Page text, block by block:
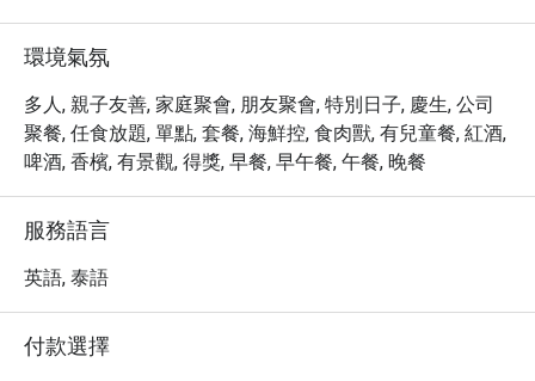
提供專業的規劃服務與絕佳的場地，確保您的每一次活動
都圓滿成功。
・ 立即透過 Eatigo 預訂 Feast @ Royal Orchid Sheraton
Hotel & Towers，即可享有高達 5 折的獨家優惠，讓您以
超值的價格，享受五星級的用餐體驗與尊榮的服務。
環境氣氛
多人, 親子友善, 家庭聚會, 朋友聚會, 特別日子, 慶生, 公司
聚餐, 任食放題, 單點, 套餐, 海鮮控, 食肉獸, 有兒童餐, 紅酒,
啤酒, 香檳, 有景觀, 得獎, 早餐, 早午餐, 午餐, 晚餐
服務語言
英語, 泰語
付款選擇